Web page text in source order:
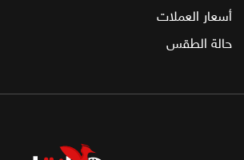
أسعار العملات
حالة الطقس